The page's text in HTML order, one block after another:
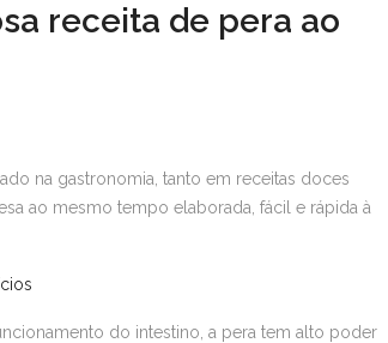
receita de pera ao
na gastronomia, tanto em receitas doces
ao mesmo tempo elaborada, fácil e rápida à
do intestino, a pera tem alto poder